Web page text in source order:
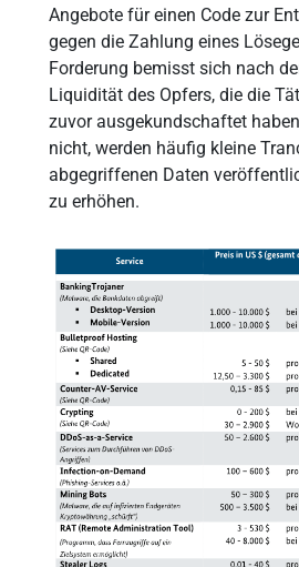
Angebote für einen Code zur
gegen die Zahlung eines
Forderung bemisst sich nach
Liquidität des Opfers, die die
zuvor ausgekundschaftet
nicht, werden häufig kleine
abgegriffenen Daten
zu erhöhen.